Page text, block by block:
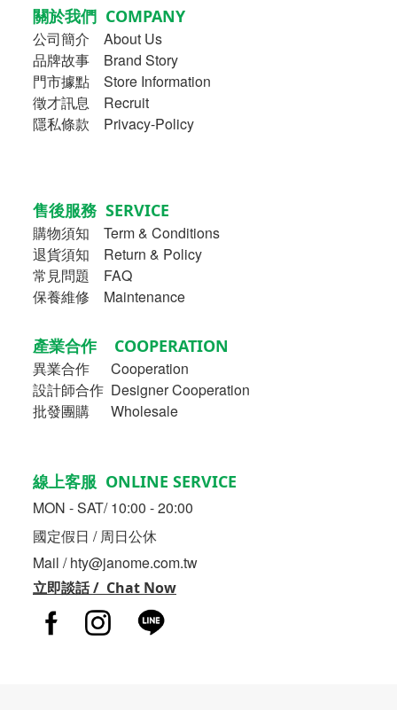
關於我們 COMPANY
公司簡介
About Us
品牌故事
Brand Story
門市據點 Store Information
徵才訊息 Recruit
隱私條款 Privacy-Policy
售後服務 SERVICE
購物須知
Term & Conditions
退貨須知 Return & Policy
常見問題 FAQ
保養維修 Maintenance
產業合作 COOPERATION
異業合作
Cooperation
設計師合作 Designer Cooperation
批發團購 Wholesale
線上客服 ONLINE SERVICE
MON - SAT/ 10:00 - 20:00
國定假日 / 周日公休
Mail / hty@janome.com.tw
立即談話 / Chat Now